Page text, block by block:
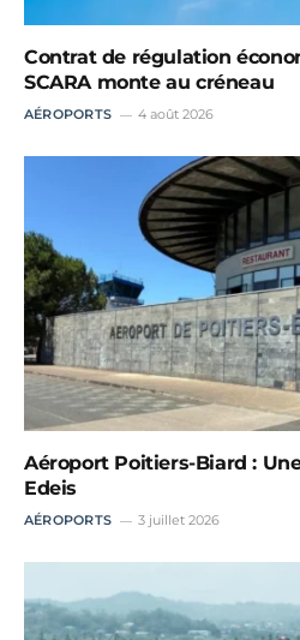
Contrat de régulation
SCARA monte au créneau
AÉROPORTS 4 août 2026
Aéroport Poitiers-Biard :
Edeis
AÉROPORTS 3 juillet 2026